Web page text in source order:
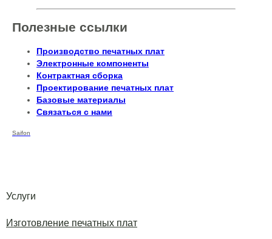
Полезные ссылки
Производство печатных плат
Электронные компоненты
Контрактная сборка
Проектирование печатных плат
Базовые материалы
Связаться с нами
Saifon
Изготовление печатных плат
Услуги